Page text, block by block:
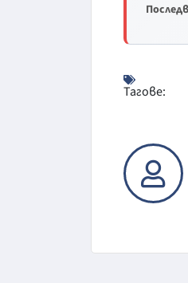
Тагове: